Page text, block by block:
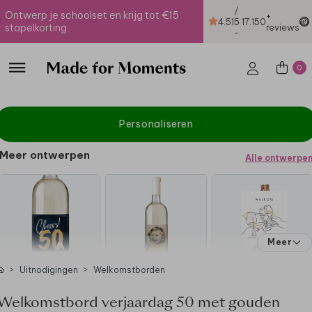
Ontwerp je schoolset en krijg tot €15
stapelkorting
4.51
/
5
-
17.150+
reviews
0
Personaliseren
Meer ontwerpen Alle ontwerpen
Meer
Uitnodigingen Welkomstborden
verjaardag 50 met gouden